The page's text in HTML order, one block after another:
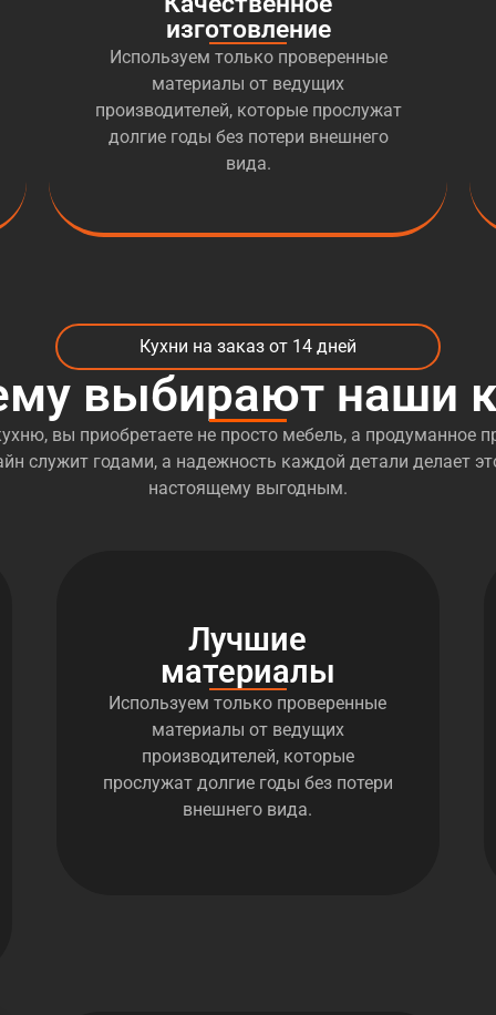
изготовление
Используем только проверенные
материалы от ведущих
производителей, которые прослужат
долгие годы без потери внешнего
вида.
Кухни на заказ от 14 дней
выбирают наши
вы приобретаете не просто мебель, а продуманное
служит годами, а надежность каждой детали делает
настоящему выгодным.
Лучшие
материалы
Используем только проверенные
материалы от ведущих
производителей, которые
прослужат долгие годы без потери
внешнего вида.